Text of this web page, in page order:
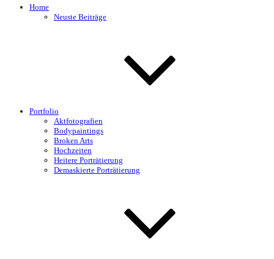
Home
Neuste Beiträge
Portfolio
Aktfotografien
Bodypaintings
Broken Arts
Hochzeiten
Heitere Porträtierung
Demaskierte Porträtierung